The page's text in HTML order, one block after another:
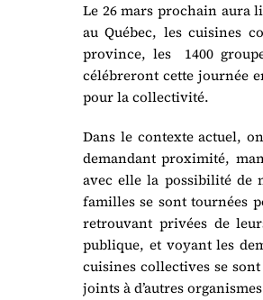
Le 26 mars prochain aura
au Québec, les cuisines
province, les 1400
célébreront cette journée
pour la collectivité.
Dans le contexte actuel,
demandant proximité,
avec elle la possibilité de
familles se sont tournées
retrouvant privées de
publique, et voyant les
cuisines collectives se
joints à d’autres